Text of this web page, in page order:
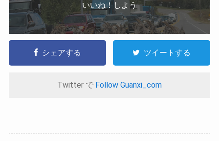
いいね！しよう
シェアする ツイートする
Twitter で Follow Guanxi_com